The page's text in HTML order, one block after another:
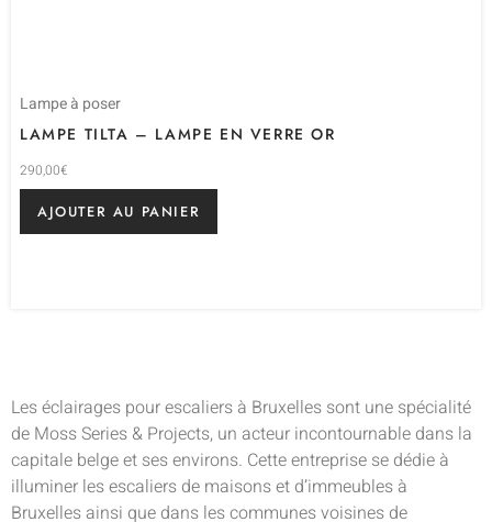
Lampe à poser
LAMPE TILTA – LAMPE EN VERRE OR
290,00€
AJOUTER AU PANIER
Les éclairages pour escaliers à Bruxelles sont une spécialité
de Moss Series & Projects, un acteur incontournable dans la
capitale belge et ses environs. Cette entreprise se dédie à
illuminer les escaliers de maisons et d’immeubles à
Bruxelles ainsi que dans les communes voisines de